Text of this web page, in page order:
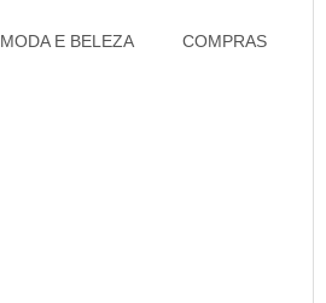
MODA E BELEZA COMPRAS